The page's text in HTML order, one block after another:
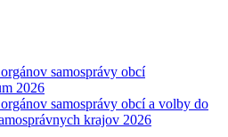
samosprávy obcí
2026
samosprávy obcí a volby do
krajov 2026